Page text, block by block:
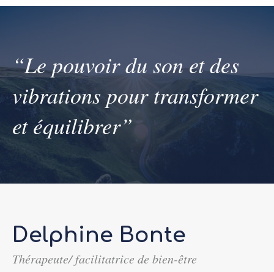
“Le pouvoir du son et des
vibrations pour transformer
et équilibrer”
Delphine Bonte
Thérapeute/ facilitatrice de bien-être